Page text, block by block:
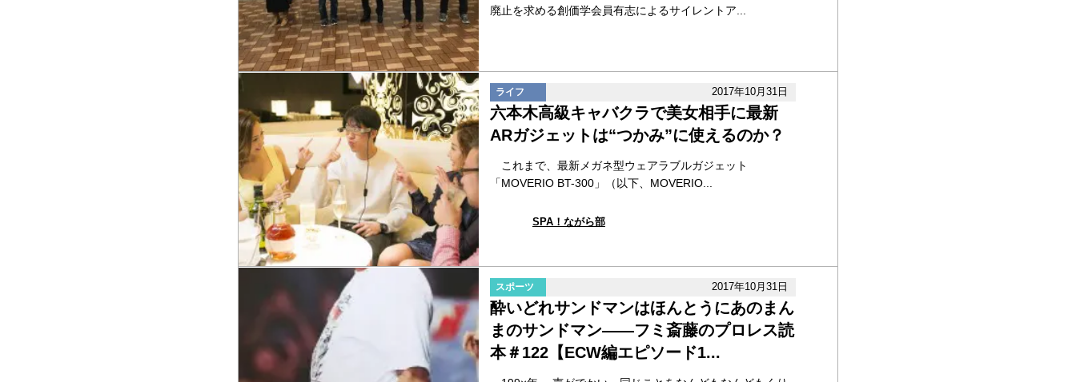
廃止を求める創価学会員有志によるサイレントア...
ライフ 2017年10月31日
六本木高級キャバクラで美女相手に最新
ARガジェットは“つかみ”に使えるのか？
これまで、最新メガネ型ウェアラブルガジェット
「MOVERIO BT-300」（以下、MOVERIO...
SPA！ながら部
スポーツ 2017年10月31日
酔いどれサンドマンはほんとうにあのまん
まのサンドマン――フミ斎藤のプロレス読
本＃122【ECW編エピソード1...